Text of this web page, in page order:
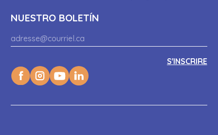
NUESTRO BOLETÍN